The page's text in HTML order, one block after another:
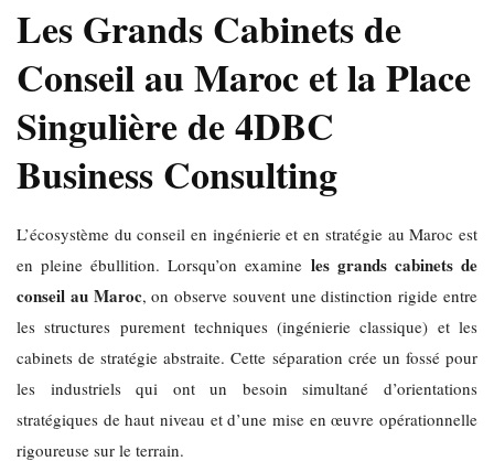
Les Grands Cabinets de
Conseil au Maroc et la Place
Singulière de 4DBC
Business Consulting
L’écosystème du conseil en ingénierie et en stratégie au Maroc est
en pleine ébullition. Lorsqu’on examine les grands cabinets de
conseil au Maroc, on observe souvent une distinction rigide entre
les structures purement techniques (ingénierie classique) et les
cabinets de stratégie abstraite. Cette séparation crée un fossé pour
les industriels qui ont un besoin simultané d’orientations
stratégiques de haut niveau et d’une mise en œuvre opérationnelle
rigoureuse sur le terrain.